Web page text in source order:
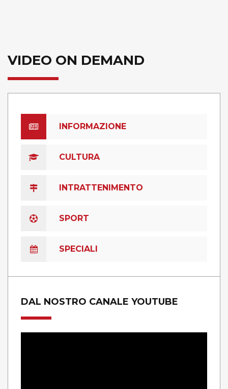
VIDEO ON DEMAND
INFORMAZIONE
CULTURA
INTRATTENIMENTO
SPORT
SPECIALI
DAL NOSTRO CANALE YOUTUBE